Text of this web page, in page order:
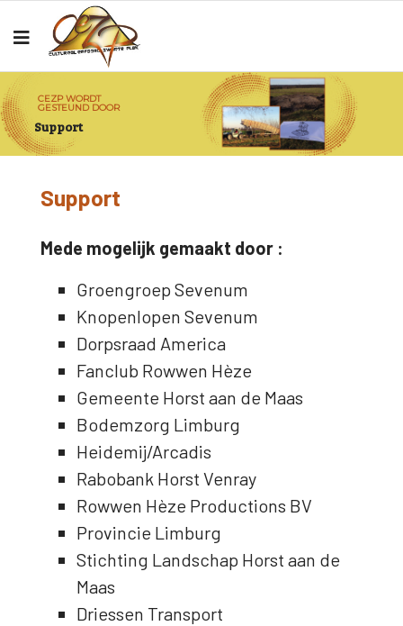
Support
CEZP WORDT
GESTEUND DOOR
Support
Mede mogelijk gemaakt door :
Groengroep Sevenum
Knopenlopen Sevenum
Dorpsraad America
Fanclub Rowwen Hèze
Gemeente Horst aan de Maas
Bodemzorg Limburg
Heidemij/Arcadis
Rabobank Horst Venray
Rowwen Hèze Productions BV
Provincie Limburg
Stichting Landschap Horst aan de
Maas
Driessen Transport